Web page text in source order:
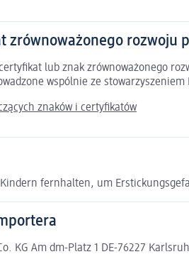
zrównoważonego rozwoju
lub znak zrównoważonego
wspólnie ze stowarzyszeniem
znaków i certyfikatów
fernhalten, um
KG Am dm-Platz 1 DE-76227